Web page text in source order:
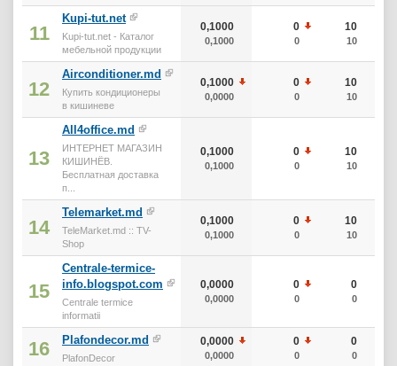
11
Kupi-tut.net
Kupi-tut.net - Каталог
мебельной продукции
0,1000
0,1000
0
0
10
10
12
Airconditioner.md
Купить кондиционеры
в кишиневе
0,1000
0,0000
0
0
10
10
13
All4office.md
ИНТЕРНЕТ МАГАЗИН
КИШИНЁВ.
Бесплатная доставка
п...
0,1000
0,1000
0
0
10
10
14
Telemarket.md
TeleMarket.md :: TV-
Shop
0,1000
0,1000
0
0
10
10
15
Centrale-termice-
info.blogspot.com
Centrale termice
informatii
0,0000
0,0000
0
0
0
0
16 Plafondecor.md
PlafonDecor
0,0000
0,0000
0
0
0
0